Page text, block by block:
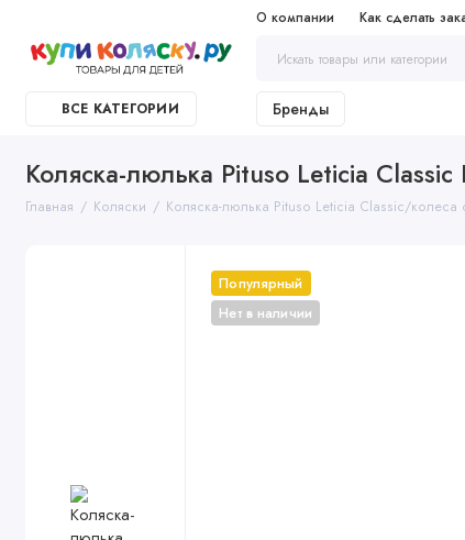
О компании Как сделать
ВСЕ КАТЕГОРИИ Бренды
Коляска-люлька Pituso Leticia
Главная Коляски Коляска-люлька Pituso Leticia Classic/
Популярный
Нет в наличии